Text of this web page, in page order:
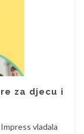
za djecu i
vladala